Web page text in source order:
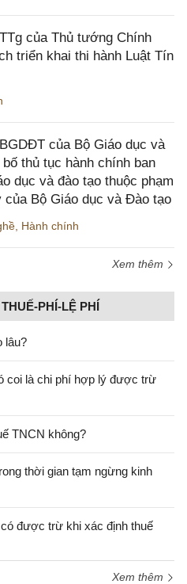
của Thủ tướng Chính
triển khai thi hành Luật Tín
của Bộ Giáo dục và
thủ tục hành chính ban
dục và đào tạo thuộc phạm
Bộ Giáo dục và Đào tạo
Hành chính
Xem thêm
PHÍ-LỆ PHÍ
lâu?
coi là chi phí hợp lý được trừ
TNCN không?
thời gian tạm ngừng kinh
được trừ khi xác định thuế
Xem thêm